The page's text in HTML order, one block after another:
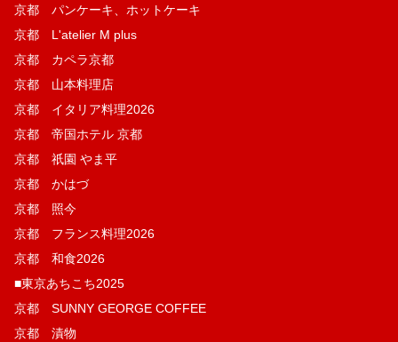
京都 パンケーキ、ホットケーキ
京都 L'atelier M plus
京都 カペラ京都
京都 山本料理店
京都 イタリア料理2026
京都 帝国ホテル 京都
京都 祇園 やま平
京都 かはづ
京都 照今
京都 フランス料理2026
京都 和食2026
■東京あちこち2025
京都 SUNNY GEORGE COFFEE
京都 漬物